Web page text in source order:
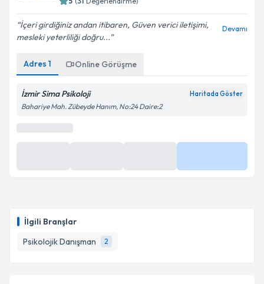
İlgili Branşlar
Psikolojik Danışman
2
İçeri girdiğiniz andan itibaren, Güven verici iletişimi,
mesleki yeterliliği doğru...
Devamı
Adres 1 Online Görüşme
İzmir Sima Psikoloji Haritada Göster
Bahariye Mah. Zübeyde Hanım, No:24 Daire:2